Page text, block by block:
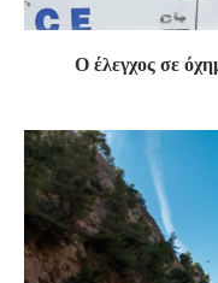
Ο έλεγχος σε